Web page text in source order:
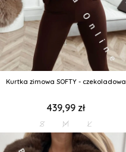
Kurtka zimowa SOFTY - czekoladowa
439,99 zł
S M L